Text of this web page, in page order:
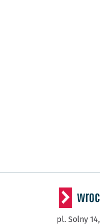
pl. Solny 14,